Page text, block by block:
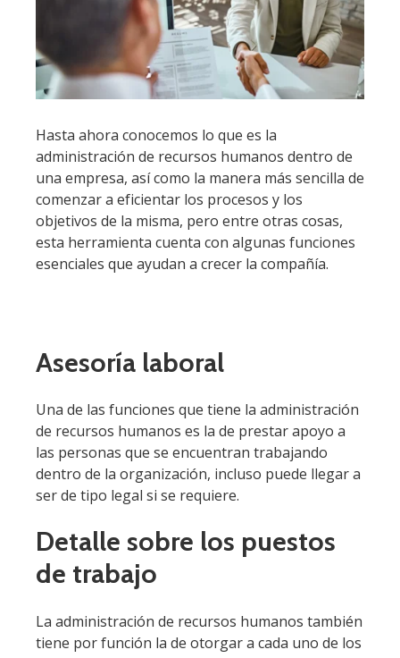
Hasta ahora conocemos lo que es la
administración de recursos humanos dentro de
una empresa, así como la manera más sencilla de
comenzar a eficientar los procesos y los
objetivos de la misma, pero entre otras cosas,
esta herramienta cuenta con algunas funciones
esenciales que ayudan a crecer la compañía.
Asesoría laboral
Una de las funciones que tiene la administración
de recursos humanos es la de prestar apoyo a
las personas que se encuentran trabajando
dentro de la organización, incluso puede llegar a
ser de tipo legal si se requiere.
Detalle sobre los puestos
de trabajo
La administración de recursos humanos también
tiene por función la de otorgar a cada uno de los